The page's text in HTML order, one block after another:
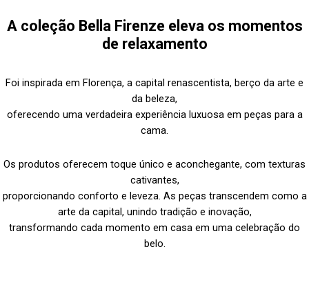
A coleção Bella Firenze eleva os momentos
de relaxamento
Foi inspirada em Florença, a capital renascentista, berço da arte e
da beleza,
oferecendo uma verdadeira experiência luxuosa em peças para a
cama.
Os produtos oferecem toque único e aconchegante, com texturas
cativantes,
proporcionando conforto e leveza. As peças transcendem como a
arte da capital, unindo tradição e inovação,
transformando cada momento em casa em uma celebração do
belo.